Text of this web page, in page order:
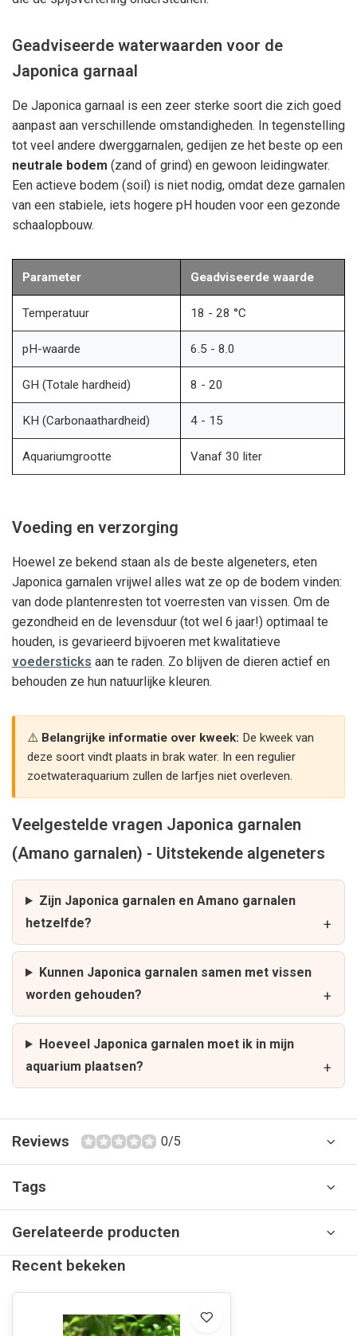
Geadviseerde waterwaarden voor de
Japonica garnaal
De Japonica garnaal is een zeer sterke soort die zich goed
aanpast aan verschillende omstandigheden. In tegenstelling
tot veel andere dwerggarnalen, gedijen ze het beste op een
neutrale bodem (zand of grind) en gewoon leidingwater.
Een actieve bodem (soil) is niet nodig, omdat deze garnalen
van een stabiele, iets hogere pH houden voor een gezonde
schaalopbouw.
Parameter Geadviseerde waarde
Temperatuur 18 - 28 °C
pH-waarde 6.5 - 8.0
GH (Totale hardheid) 8 - 20
KH (Carbonaathardheid) 4 - 15
Aquariumgrootte Vanaf 30 liter
Voeding en verzorging
Hoewel ze bekend staan als de beste algeneters, eten
Japonica garnalen vrijwel alles wat ze op de bodem vinden:
van dode plantenresten tot voerresten van vissen. Om de
gezondheid en de levensduur (tot wel 6 jaar!) optimaal te
houden, is gevarieerd bijvoeren met kwalitatieve
voedersticks aan te raden. Zo blijven de dieren actief en
behouden ze hun natuurlijke kleuren.
Belangrijke informatie over kweek: De kweek van
deze soort vindt plaats in brak water. In een regulier
zoetwateraquarium zullen de larfjes niet overleven.
Veelgestelde vragen Japonica garnalen
(Amano garnalen) - Uitstekende algeneters
Zijn Japonica garnalen en Amano garnalen
hetzelfde?
Kunnen Japonica garnalen samen met vissen
worden gehouden?
Hoeveel Japonica garnalen moet ik in mijn
aquarium plaatsen?
Reviews 0/5
Tags
Gerelateerde producten
Recent bekeken